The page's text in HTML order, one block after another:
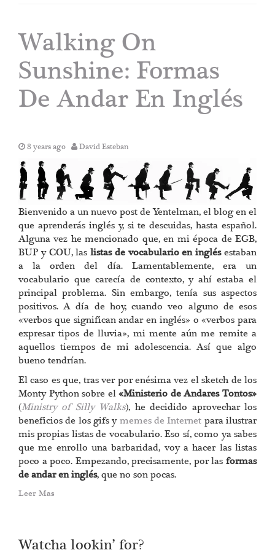
Walking On
Sunshine: Formas
De Andar En Inglés
8 years ago David Esteban
Bienvenido a un nuevo post de Yentelman, el blog en el
que aprenderás inglés y, si te descuidas, hasta español.
Alguna vez he mencionado que, en mi época de EGB,
BUP y COU, laslistas de vocabulario en inglésestaban
a la orden del día. Lamentablemente, era un
vocabulario que carecía de contexto, y ahí estaba el
principal problema. Sin embargo, tenía sus aspectos
positivos. A día de hoy, cuando veo alguno de esos
«verbos que significan andar en inglés» o «verbos para
expresar tipos de lluvia», mi mente aún me remite a
aquellos tiempos de mi adolescencia. Así que algo
bueno tendrían.
El caso es que, tras ver por enésima vez el sketch de los
Monty Python sobre el«Ministerio de Andares Tontos»
(Ministry of Silly Walks), he decidido aprovechar los
beneficios de los gifs ymemes de Internet para ilustrar
mis propias listas de vocabulario. Eso sí, como ya sabes
que me enrollo una barbaridad, voy a hacer las listas
poco a poco. Empezando, precisamente, por las formas
de andar en inglés, que no son pocas.
Leer Mas
Watcha lookin’ for?